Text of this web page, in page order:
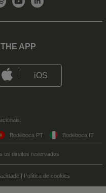
APP
iOS
Bodeboca PT Bodeboca IT
os direitos reservados
| Política de cookies